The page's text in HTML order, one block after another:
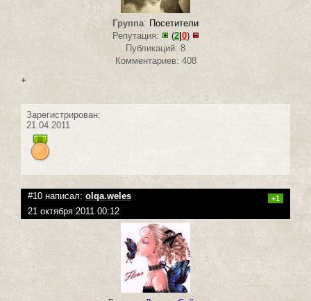
Группа: Посетители
Репутация:
(2| 0)
Публикаций: 8
Комментариев: 408
+
Зарегистрирован:
21.04.2011
#10 написал: olqa.weles +1
21 октября 2011 00:12